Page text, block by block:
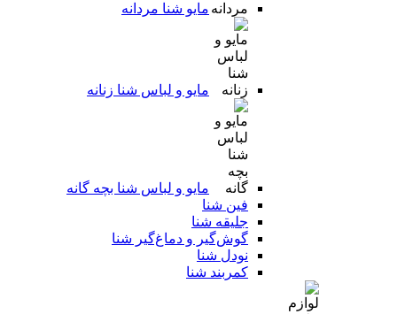
مایو شنا مردانه
مایو و لباس شنا زنانه
مایو و لباس شنا بچه گانه
فین شنا
جلیقه شنا
گوش‌گیر و دماغ‌گیر شنا
نودل شنا
کمربند شنا